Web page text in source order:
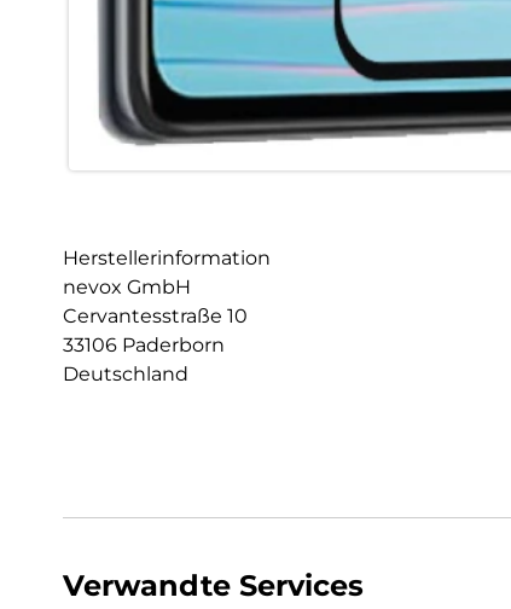
Herstellerinformation
nevox GmbH
Cervantesstraße 10
33106 Paderborn
Deutschland
Verwandte Services